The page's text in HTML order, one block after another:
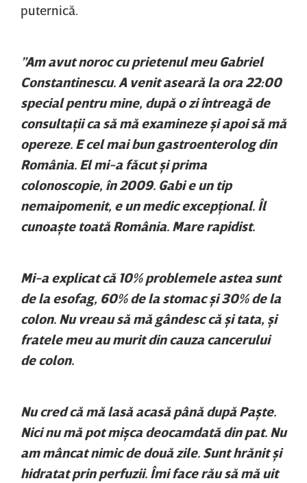
puternică.
”Am avut noroc cu prietenul meu Gabriel
Constantinescu. A venit aseară la ora 22:00
special pentru mine, după o zi întreagă de
consultaţii ca să mă examineze şi apoi să mă
opereze. E cel mai bun gastroenterolog din
România. El mi-a făcut şi prima
colonoscopie, în 2009. Gabi e un tip
nemaipomenit, e un medic excepţional. Îl
cunoaşte toată România. Mare rapidist.
Mi-a explicat că 10% problemele astea sunt
de la esofag, 60% de la stomac şi 30% de la
colon. Nu vreau să mă gândesc că şi tata, şi
fratele meu au murit din cauza cancerului
de colon.
Nu cred că mă lasă acasă până după Paşte.
Nici nu mă pot mişca deocamdată din pat. Nu
am mâncat nimic de două zile. Sunt hrănit şi
hidratat prin perfuzii. Îmi face rău să mă uit